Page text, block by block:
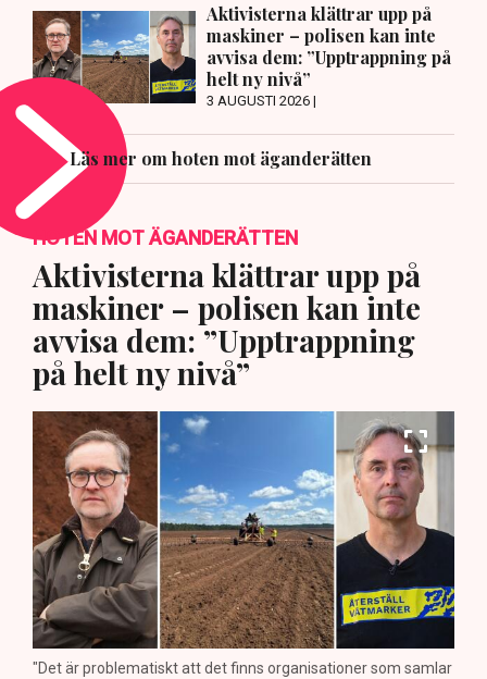
Aktivisterna klättrar upp på
maskiner – polisen kan inte
avvisa dem: ”Upptrappning på
helt ny nivå”
3 AUGUSTI 2026 |
Läs mer om hoten mot äganderätten
HOTEN MOT ÄGANDERÄTTEN
Aktivisterna klättrar upp på
maskiner – polisen kan inte
avvisa dem: ”Upptrappning
på helt ny nivå”
"Det är problematiskt att det finns organisationer som samlar